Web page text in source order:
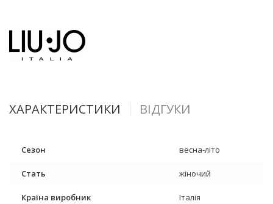
ХАРАКТЕРИСТИКИ ВІДГУКИ
Сезон весна-літо
Стать жіночий
Країна виробник Італія